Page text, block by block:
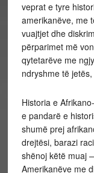
veprat e tyre
amerikanëve, me
vuajtjet dhe
përparimet më
qytetarëve me
ndryshme të
Historia e
e pandarë e
shumë prej
drejtësi, barazi
shënoj këtë muaj
Amerikanëve me